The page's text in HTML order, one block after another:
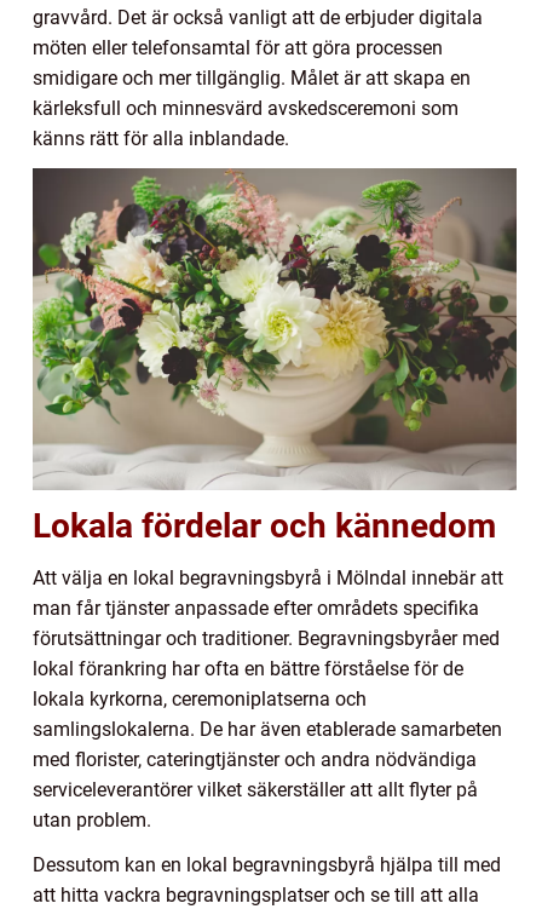
gravvård. Det är också vanligt att de erbjuder digitala
möten eller telefonsamtal för att göra processen
smidigare och mer tillgänglig. Målet är att skapa en
kärleksfull och minnesvärd avskedsceremoni som
känns rätt för alla inblandade.
Lokala fördelar och kännedom
Att välja en lokal begravningsbyrå i Mölndal innebär att
man får tjänster anpassade efter områdets specifika
förutsättningar och traditioner. Begravningsbyråer med
lokal förankring har ofta en bättre förståelse för de
lokala kyrkorna, ceremoniplatserna och
samlingslokalerna. De har även etablerade samarbeten
med florister, cateringtjänster och andra nödvändiga
serviceleverantörer vilket säkerställer att allt flyter på
utan problem.
Dessutom kan en lokal begravningsbyrå hjälpa till med
att hitta vackra begravningsplatser och se till att alla